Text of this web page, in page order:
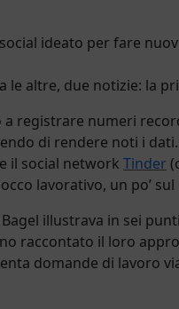
ideato per fare
altre, due notizie: la
registrare numeri
di rendere noti i
il social network Tinder
lavorativo, un po’
illustrava in sei
raccontato il loro
domande di lavoro